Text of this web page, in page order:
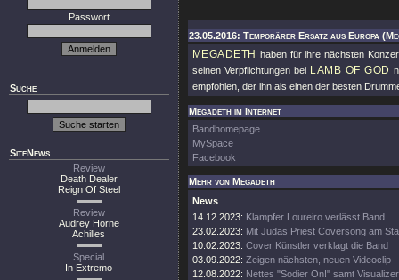
Passwort
Suche
SiteNews
Review
Death Dealer
Reign Of Steel
Review
Audrey Horne
Achilles
Special
In Extremo
23.05.2016: Temporärer Ersatz aus Europa
MEGADETH haben für ihre nächsten
seinen Verpflichtungen bei LAMB OF GOD
empfohlen, der ihn als einen der besten
Megadeth im Internet
Bandhomepage
MySpace
Facebook
Mehr von Megadeth
News
14.12.2023: Klampfer Loureiro verlässt Band
23.02.2023: Mit Judas Priest Coversong am
10.02.2023: Cover Künstler verklagt die Band
03.09.2022: Zeigen nächsten, neuen Videoclip
12.08.2022: Nettes "Sodier On!" samt Visualizer